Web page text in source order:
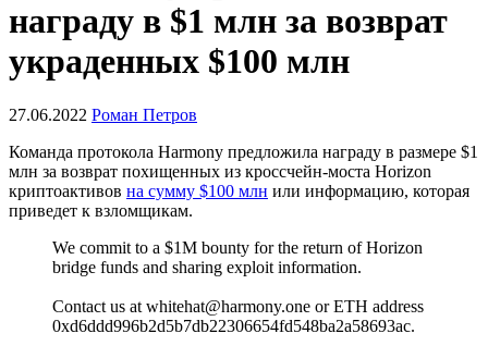
награду в $1 млн за возврат
украденных $100 млн
27.06.2022 Роман Петров
Команда протокола Harmony предложила награду в размере $1
млн за возврат похищенных из кроссчейн-моста Horizon
криптоактивов на сумму $100 млн или информацию, которая
приведет к взломщикам.
We commit to a $1M bounty for the return of Horizon
bridge funds and sharing exploit information.
Contact us at whitehat@harmony.one or ETH address
0xd6ddd996b2d5b7db22306654fd548ba2a58693ac.